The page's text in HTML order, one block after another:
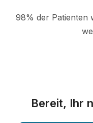
98% der Patienten
Bereit, Ihr